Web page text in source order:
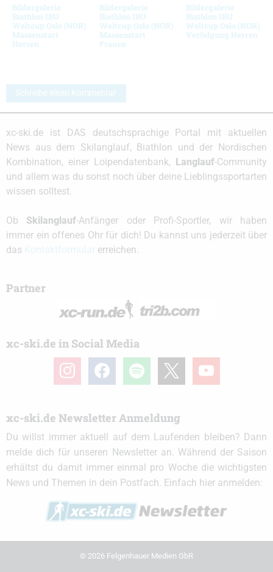
Bildergalerie
Biathlon IBU
Weltcup Oslo (NOR)
Massenstart
Herren
Bildergalerie
Biathlon IBU
Weltcup Oslo (NOR)
Massenstart
Frauen
Bildergalerie
Biathlon IBU
Weltcup Oslo (NOR)
Verfolgung Herren
Schreibe einen Kommentar
xc-ski.de ist DAS deutschsprachige Portal mit aktuellen
News aus dem Skilanglauf, Biathlon und der Nordischen
Kombination, einer Loipendatenbank,
Langlauf-Community
und allem was du sonst noch über deine Lieblingssportarten
wissen solltest.
Ob Skilanglauf-Anfänger oder Profi-Sportler, wir haben
immer ein offenes Ohr für dich! Du kannst uns jederzeit über
das
erreichen.
Partner
xc-ski.de in Social Media
instagramfacebook spotify youtube
xc-ski.de Newsletter Anmeldung
Du willst immer aktuell auf dem Laufenden bleiben? Dann
melde dich für unseren Newsletter an. Während der Saison
erhältst du damit immer einmal pro Woche die wichtigsten
News und Themen in dein Postfach. Einfach hier anmelden:
© 2026 Felgenhauer Medien GbR